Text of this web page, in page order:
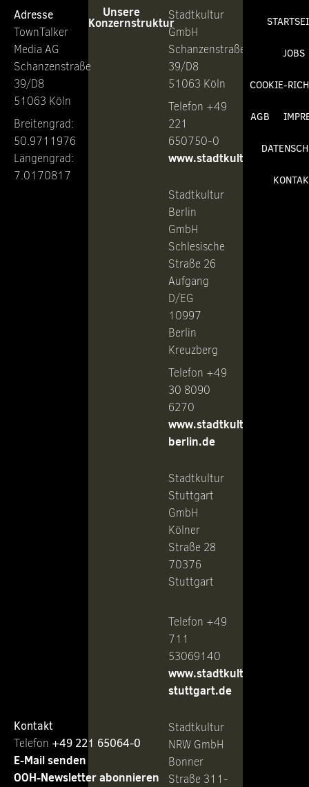
Adresse
TownTalker
Media AG
Schanzenstraße
39/D8
51063 Köln
Breitengrad:
50.9711976
Längengrad:
7.0170817
Kontakt
Telefon ‭ +49 221 65064-0
E-Mail senden
OOH-Newsletter abonnieren
Unsere
Konzernstruktur
Stadtkultur
GmbH
Schanzenstraße
39/D8
51063 Köln
Telefon +49
221
650750-0
www.stadtkultur.de
Stadtkultur
Berlin
GmbH
Schlesische
Straße 26
Aufgang
D/EG
10997
Berlin
Kreuzberg
Telefon +49
30 8090
6270
www.stadtkultur-
berlin.de
Stadtkultur
Stuttgart
GmbH
Kölner
Straße 28
70376
Stuttgart
Telefon +49
711
53069140
www.stadtkultur-
stuttgart.de
Stadtkultur
NRW GmbH
Bonner
Straße 311-
JOBS
COOKIE-
AGB